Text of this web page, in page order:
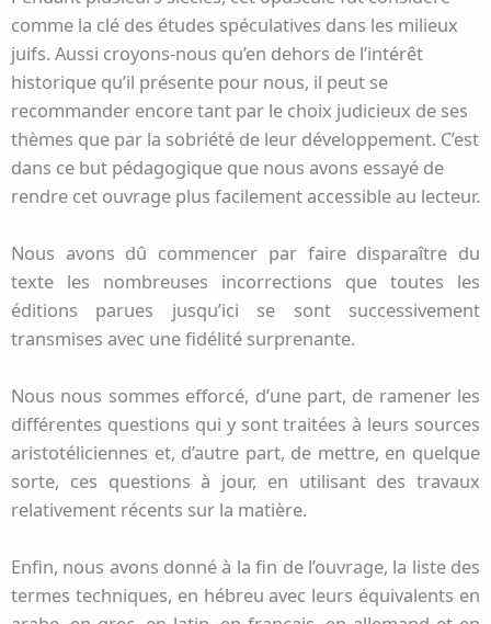
comme la clé des études spéculatives dans les milieux
juifs. Aussi croyons-nous qu’en dehors de l’intérêt
historique qu’il présente pour nous, il peut se
recommander encore tant par le choix judicieux de ses
thèmes que par la sobriété de leur développement. C’est
dans ce but pédagogique que nous avons essayé de
rendre cet ouvrage plus facilement accessible au lecteur.
Nous avons dû commencer par faire disparaître du
texte les nombreuses incorrections que toutes les
éditions parues jusqu’ici se sont successivement
transmises avec une fidélité surprenante.
Nous nous sommes efforcé, d’une part, de ramener les
différentes questions qui y sont traitées à leurs sources
aristotéliciennes et, d’autre part, de mettre, en quelque
sorte, ces questions à jour, en utilisant des travaux
relativement récents sur la matière.
Enfin, nous avons donné à la fin de l’ouvrage, la liste des
termes techniques, en hébreu avec leurs équivalents en